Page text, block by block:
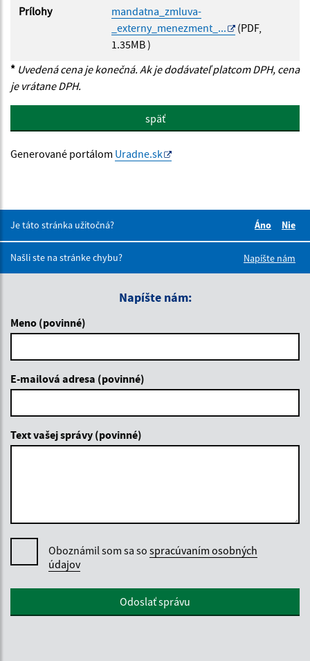
Prílohy
mandatna_zmluva-
_externy_menezment_...
(PDF,
1.35MB )
* Uvedená cena je konečná. Ak je dodávateľ platcom DPH, cena
je vrátane DPH.
späť
Generované portálom Uradne.sk
Je táto stránka užitočná?
Áno
Nie
Našli ste na stránke chybu?
Napíšte nám
Napíšte nám:
Meno (povinné)
E-mailová adresa (povinné)
Text vašej správy (povinné)
Oboznámil som sa so spracúvaním osobných
údajov
Google reCaptcha ResponseOdoslať správu